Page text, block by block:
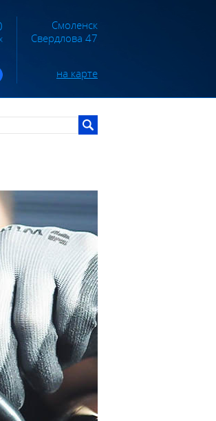
Смоленск
Свердлова 47
на карте